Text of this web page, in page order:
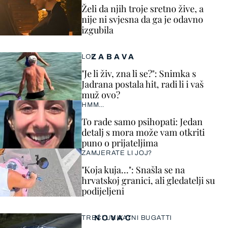
ZABAVA
LOL
"Je li živ, zna li se?": Snimka s
Jadrana postala hit, radi li i vaš
muž ovo?
HMM…
To rade samo psihopati: Jedan
detalj s mora može vam otkriti
puno o prijateljima
ZAMJERATE LI JOJ?
"Koja kuja…": Snašla se na
hrvatskoj granici, ali gledatelji su
podijeljeni
Želi da njih troje sretno žive, a
nije ni svjesna da ga je odavno
izgubila
NOVAC
TREĆI UNIKATNI BUGATTI